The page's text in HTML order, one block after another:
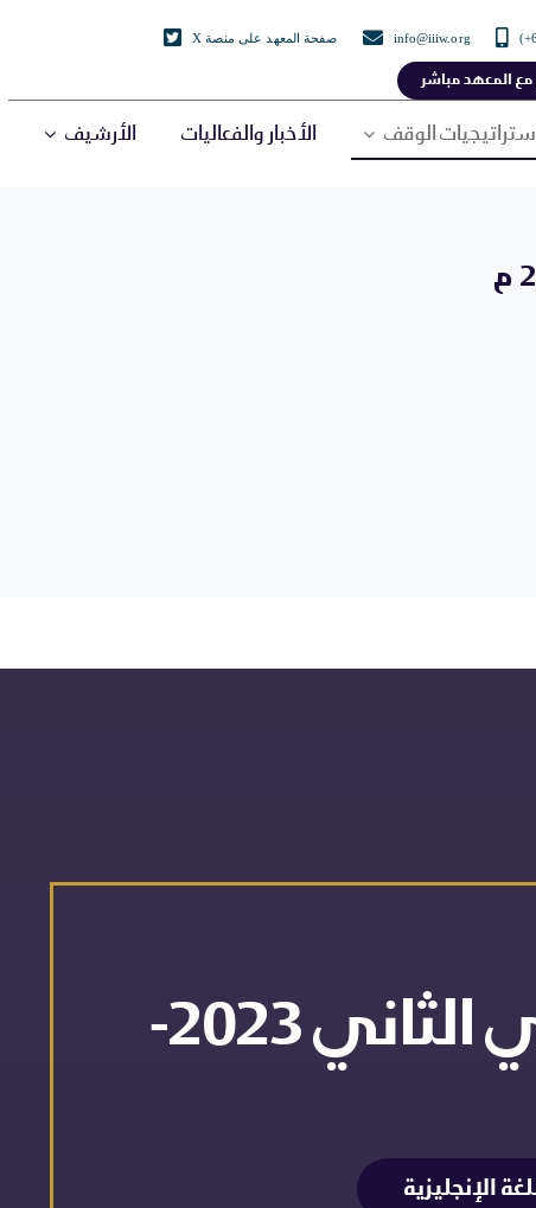
info@iiiw.org صفحة المعهد على منصة X
المعهد مباشر
استراتيجيات الوقف الأخبار والفعاليات الأرشيف
الملخص التنفيذي للتقرير الاستراتيجي الثاني 2023-
الإنجليزية